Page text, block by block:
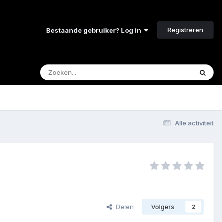
Bestaande gebruiker? Log in Registreren
Alle activiteit
Delen Volgers 2